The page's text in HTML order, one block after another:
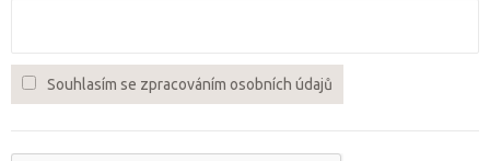
Souhlasím se zpracováním osobních údajů